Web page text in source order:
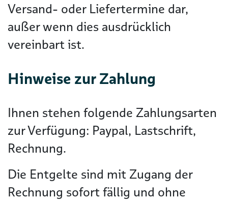
Versand- oder Liefertermine dar,
außer wenn dies ausdrücklich
vereinbart ist.
Hinweise zur Zahlung
Ihnen stehen folgende Zahlungsarten
zur Verfügung: Paypal, Lastschrift,
Rechnung.
Die Entgelte sind mit Zugang der
Rechnung sofort fällig und ohne